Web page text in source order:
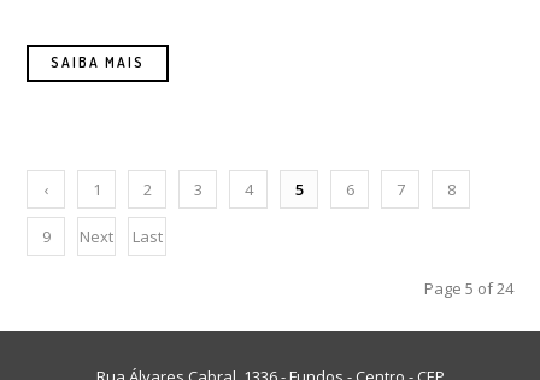
SAIBA MAIS
‹
Prev
ious
1 2 3 4 5 6 7 8
9
Next
Last
Page 5 of 24